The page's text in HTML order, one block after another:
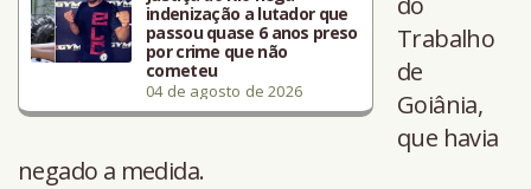
indenização a lutador que
passou quase 6 anos preso
por crime que não
cometeu
04 de agosto de 2026
Trabalho
de
Goiânia,
que havia
negado a medida.